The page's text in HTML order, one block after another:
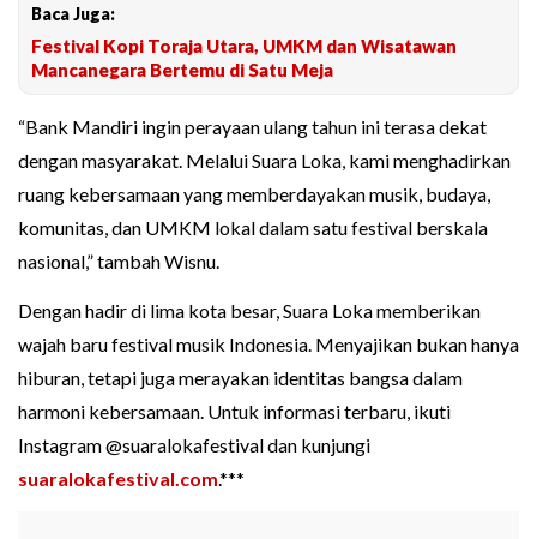
Baca Juga:
Festival Kopi Toraja Utara, UMKM dan Wisatawan
Mancanegara Bertemu di Satu Meja
“Bank Mandiri ingin perayaan ulang tahun ini terasa dekat
dengan masyarakat. Melalui Suara Loka, kami menghadirkan
ruang kebersamaan yang memberdayakan musik, budaya,
komunitas, dan UMKM lokal dalam satu festival berskala
nasional,” tambah Wisnu.
Dengan hadir di lima kota besar, Suara Loka memberikan
wajah baru festival musik Indonesia. Menyajikan bukan hanya
hiburan, tetapi juga merayakan identitas bangsa dalam
harmoni kebersamaan. Untuk informasi terbaru, ikuti
Instagram @suaralokafestival dan kunjungi
suaralokafestival.com.***